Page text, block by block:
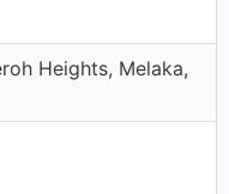
Heights, Melaka,